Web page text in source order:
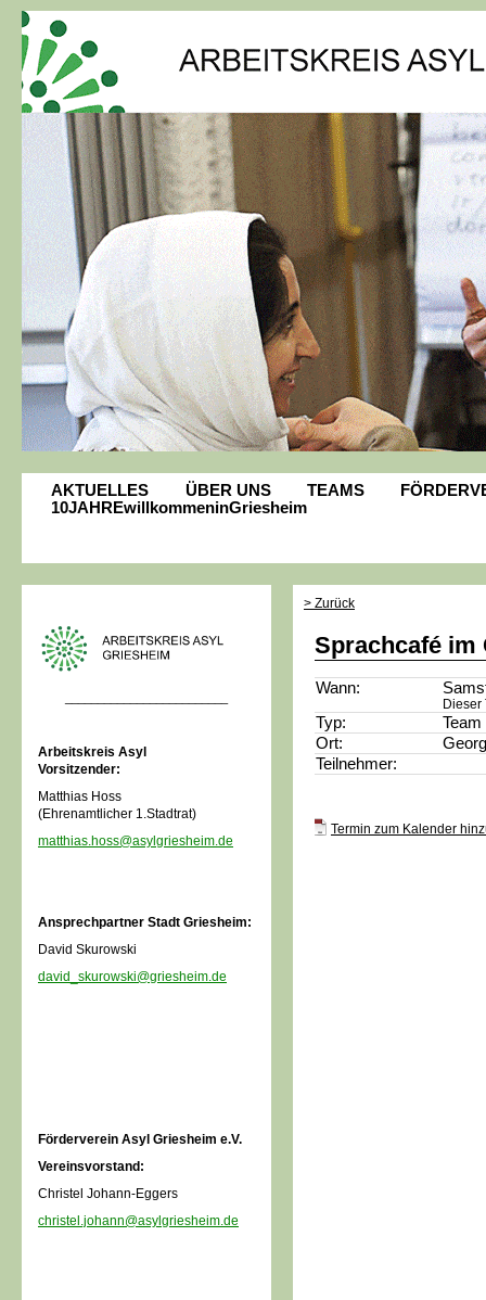
AKTUELLES ÜBER UNS TEAMS
10JAHREwillkommeninGriesheim
Arbeitskreis Asyl
Vorsitzender:
Matthias Hoss
(Ehrenamtlicher 1.Stadtrat)
matthias.hoss@asylgriesheim.de
Ansprechpartner Stadt Griesheim:
David Skurowski
david_skurowski@griesheim.de
Förderverein Asyl Griesheim e.V.
Vereinsvorstand:
Christel Johann-Eggers
christel.johann@asylgriesheim.de
> Zurück
Sprachcafé im
Wann:
Dieser
Typ:
Ort:
Teilnehmer:
Termin zum Kalender